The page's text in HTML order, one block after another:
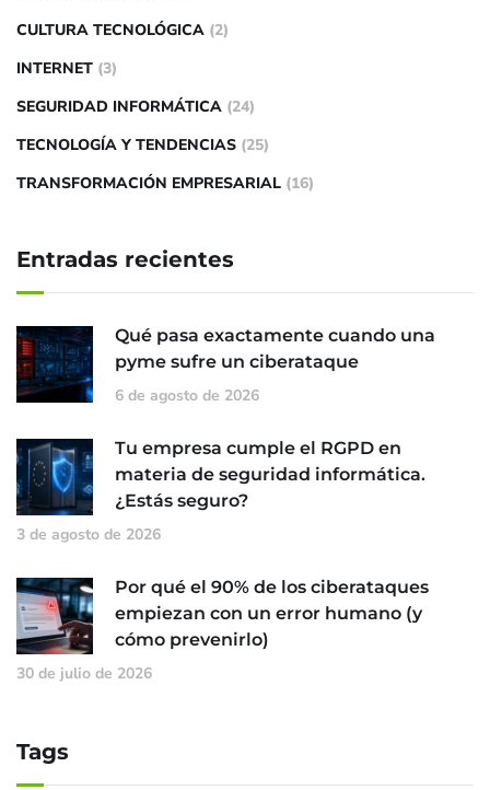
CULTURA TECNOLÓGICA (2)
INTERNET (3)
SEGURIDAD INFORMÁTICA (24)
TECNOLOGÍA Y TENDENCIAS (25)
TRANSFORMACIÓN EMPRESARIAL (16)
Entradas recientes
Qué pasa exactamente cuando una
pyme sufre un ciberataque
6 de agosto de 2026
Tu empresa cumple el RGPD en
materia de seguridad informática.
¿Estás seguro?
3 de agosto de 2026
Por qué el 90% de los ciberataques
empiezan con un error humano (y
cómo prevenirlo)
30 de julio de 2026
Tags